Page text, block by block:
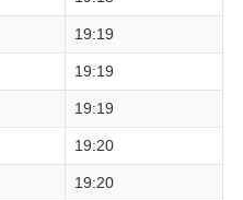
19:19
19:19
19:19
19:20
19:20